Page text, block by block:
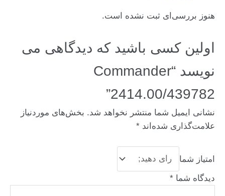
هنوز بررسی‌ای ثبت نشده است.
اولین کسی باشید که دیدگاهی می
نویسد “Commander
2414.00/439782”
نشانی ایمیل شما منتشر نخواهد شد. بخش‌های موردنیاز
علامت‌گذاری شده‌اند *
امتیاز شما
دیدگاه شما *